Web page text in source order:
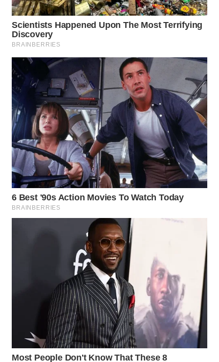
INFRASTRUKTUR
WAHANA
KONSUMEN
LISTRIK
WAHANA
TRAVEL
WAHANA
TV
WAHANANEWS
ID
WAHANANEWS
UMKM
WAHANA